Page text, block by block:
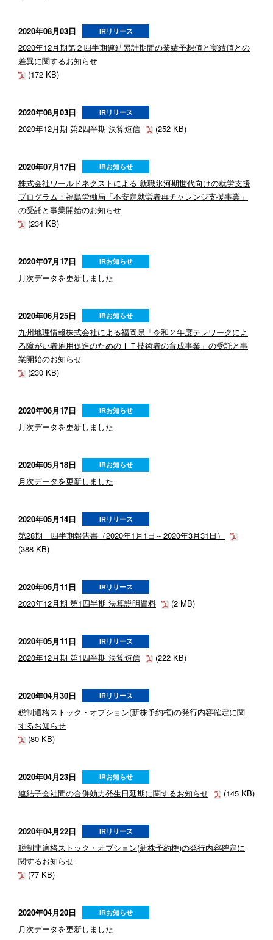
2020年08月03日 IRリリース
2020年12月期第２四半期連結累計期間の業績予想値と実績値との
差異に関するお知らせ
(172 KB)
2020年08月03日 IRリリース
2020年12月期 第2四半期 決算短信 (252 KB)
2020年07月17日 IRお知らせ
株式会社ワールドネクストによる 就職氷河期世代向けの就労支援
プログラム：福島労働局「不安定就労者再チャレンジ支援事業」
の受託と事業開始のお知らせ
(234 KB)
2020年07月17日 IRお知らせ
月次データを更新しました
2020年06月25日 IRお知らせ
九州地理情報株式会社による福岡県「令和２年度テレワークによ
る障がい者雇用促進のためのＩＴ技術者の育成事業」の受託と事
業開始のお知らせ
(230 KB)
2020年06月17日 IRお知らせ
月次データを更新しました
2020年05月18日 IRお知らせ
月次データを更新しました
2020年05月14日 IRリリース
第28期 四半期報告書（2020年1月1日～2020年3月31日）
(388 KB)
2020年05月11日 IRリリース
2020年12月期 第1四半期 決算説明資料 (2 MB)
2020年05月11日 IRリリース
2020年12月期 第1四半期 決算短信 (222 KB)
2020年04月30日 IRリリース
税制適格ストック・オプション(新株予約権)の発行内容確定に関
するお知らせ
(80 KB)
2020年04月23日 IRお知らせ
連結子会社間の合併効力発生日延期に関するお知らせ (145 KB)
2020年04月22日 IRリリース
税制非適格ストック・オプション(新株予約権)の発行内容確定に
関するお知らせ
(77 KB)
2020年04月20日 IRお知らせ
月次データを更新しました